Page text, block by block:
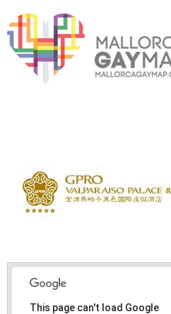
This page can't load Google